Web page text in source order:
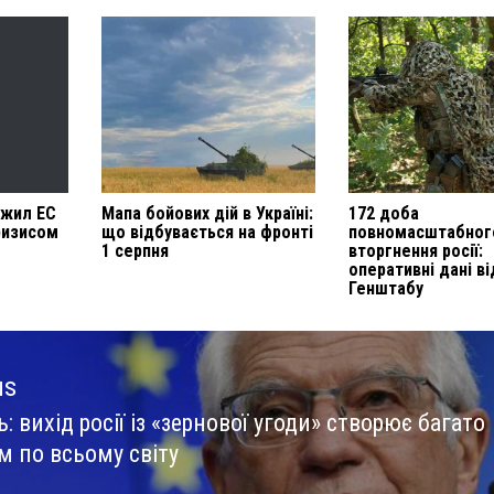
ЕС
Мапа бойових дій в Україні:
що відбувається на фронті
1 серпня
172 доба
вторгнення росії:
оперативні дані
Генштабу
вихід росії із «зернової угоди» створює багато
по всьому світу